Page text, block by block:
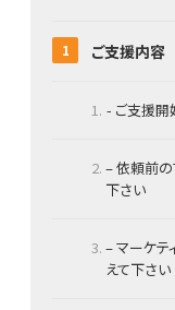
ご支援内容
- ご支援開
– 依頼前
下さい
– マーケテ
えて下さい